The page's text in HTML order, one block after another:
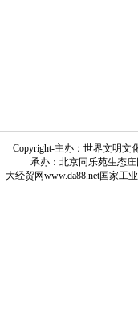
Copyright-主办：世界文明文
承办：北京同乐苑生态
大经贸网www.da88.net国家工